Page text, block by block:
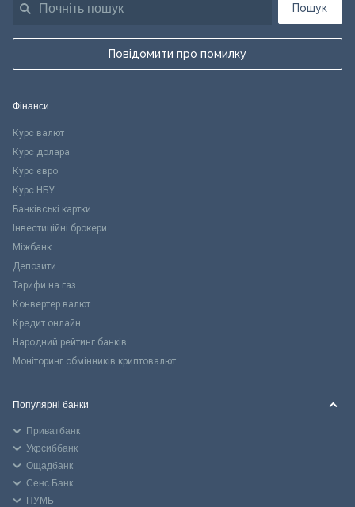
Пошук
Повідомити про помилку
Фінанси
Курс валют
Курс долара
Курс євро
Курс НБУ
Банківські картки
Інвестиційні брокери
Міжбанк
Депозити
Тарифи на газ
Конвертер валют
Кредит онлайн
Народний рейтинг банків
Моніторинг обмінників криптовалют
Популярні банки
Приватбанк
Укрсиббанк
Ощадбанк
Сенс Банк
ПУМБ